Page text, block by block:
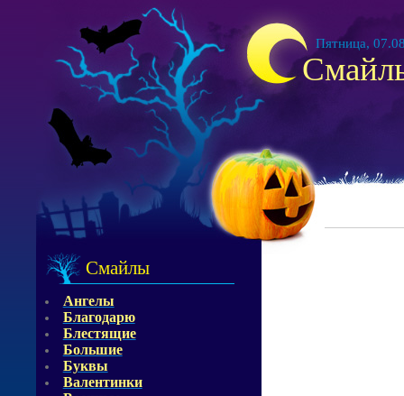
Пятница,
Смайлы
Ангелы
Благодарю
Блестящие
Большие
Буквы
Валентинки